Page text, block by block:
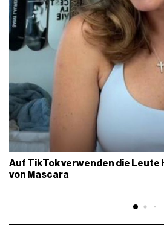
Auf TikTok verwenden die Leute
von Mascara